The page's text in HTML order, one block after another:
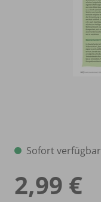
Sofort verfügbar
2,99 €